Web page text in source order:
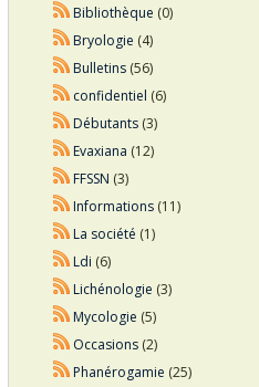
Bibliothèque (0)
Bryologie (4)
Bulletins(56)
confidentiel (6)
Débutants(3)
Evaxiana (12)
FFSSN (3)
Informations(11)
La société (1)
Ldi (6)
Lichénologie (3)
Mycologie (5)
Occasions(2)
Phanérogamie (25)